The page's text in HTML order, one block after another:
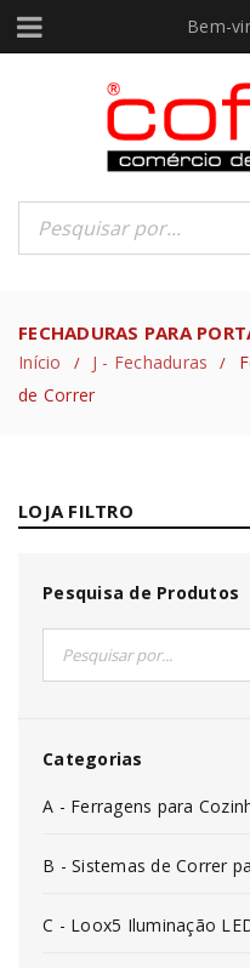
Bem-
FECHADURAS PARA
Início / J - Fechaduras /
de Correr
LOJA FILTRO
Pesquisa de Produtos
Categorias
A - Ferragens para
B - Sistemas de Correr
C - Loox5 Iluminação